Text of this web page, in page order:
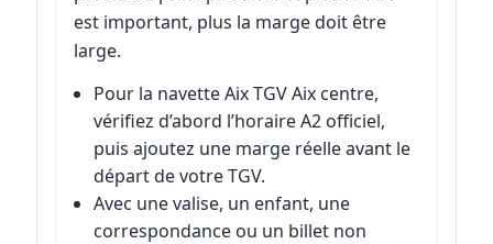
est important, plus la marge doit être
large.
Pour la navette Aix TGV Aix centre,
vérifiez d’abord l’horaire A2 officiel,
puis ajoutez une marge réelle avant le
départ de votre TGV.
Avec une valise, un enfant, une
correspondance ou un billet non